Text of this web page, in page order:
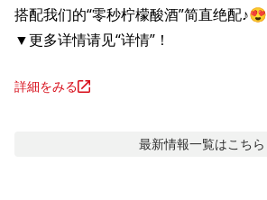
搭配我们的“零秒柠檬酸酒”简直绝配♪😍
▼更多详情请见“详情”！
詳細をみる
最新情報一覧はこちら